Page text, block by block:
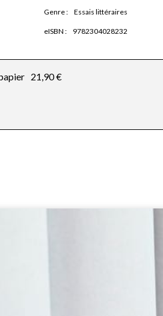
Genre : Essais littéraires
eISBN : 9782304028232
21,90 €